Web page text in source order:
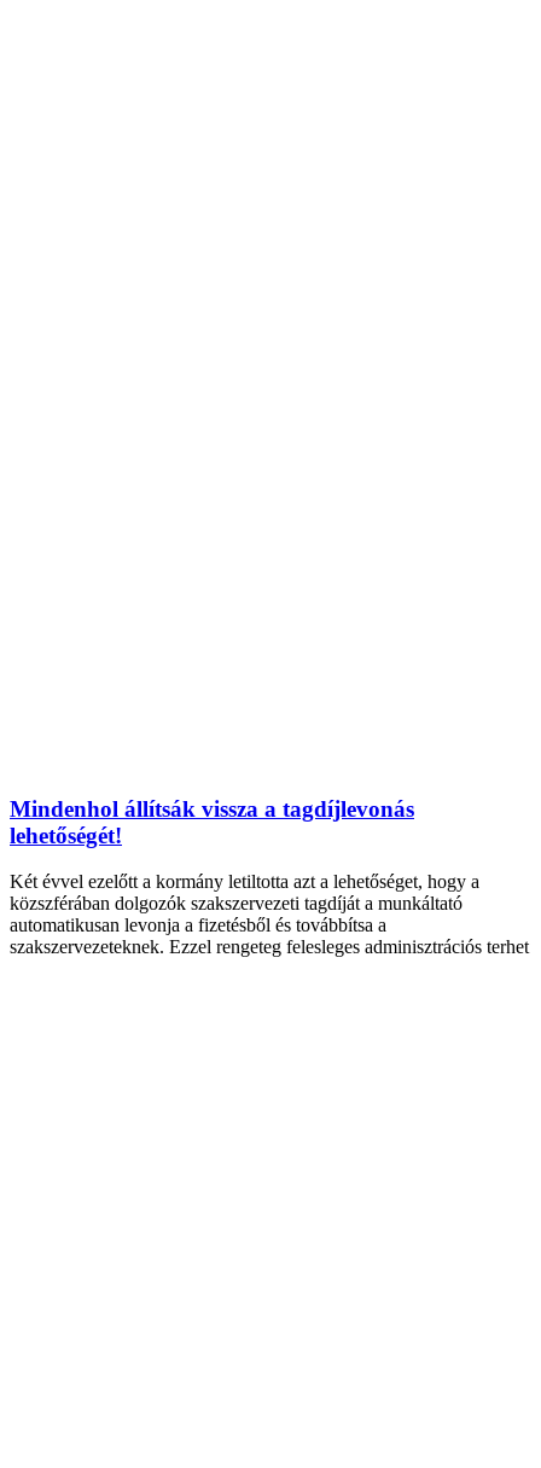
Mindenhol állítsák vissza a tagdíjlevonás
lehetőségét!
Két évvel ezelőtt a kormány letiltotta azt a lehetőséget, hogy a
közszférában dolgozók szakszervezeti tagdíját a munkáltató
automatikusan levonja a fizetésből és továbbítsa a
szakszervezeteknek. Ezzel rengeteg felesleges adminisztrációs terhet